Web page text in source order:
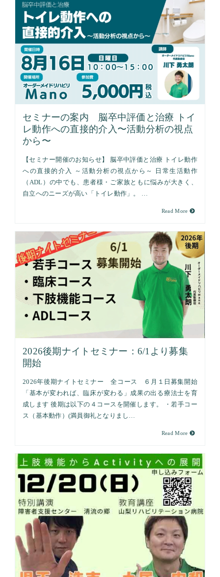
セミナーの案内 脳卒中評価と治療 トイ
レ動作への直接的介入〜活動分析の視点
から〜
【セミナー開催のお知らせ】 脳卒中評価と治療 トイレ動作
への直接的介入 ～活動分析の視点から～ 日常生活動作
（ADL）の中でも、患者様・ご家族ともに悩みが大きく、
自立へのニーズが高い「トイレ動作」。 …
Read More
2026後期ナイトセミナー：6/1より募集
開始
2026年後期ナイトセミナー 全コース ６月１日募集開始
「基本が変われば、臨床が変わる」成果の出る療法士を育
成します 後期は以下の４コースを開催します。 ・若手コー
ス（基本動作）(満員御礼となりまし…
Read More